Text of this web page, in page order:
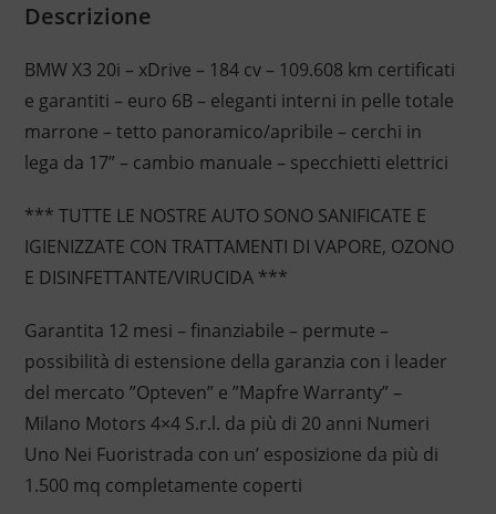
Descrizione
BMW X3 20i – xDrive – 184 cv – 109.608 km certificati
e garantiti – euro 6B – eleganti interni in pelle totale
marrone – tetto panoramico/apribile – cerchi in
lega da 17” – cambio manuale – specchietti elettrici
*** TUTTE LE NOSTRE AUTO SONO SANIFICATE E
IGIENIZZATE CON TRATTAMENTI DI VAPORE, OZONO
E DISINFETTANTE/VIRUCIDA ***
Garantita 12 mesi – finanziabile – permute –
possibilità di estensione della garanzia con i leader
del mercato ”Opteven” e ”Mapfre Warranty” –
Milano Motors 4×4 S.r.l. da più di 20 anni Numeri
Uno Nei Fuoristrada con un’ esposizione da più di
1.500 mq completamente coperti